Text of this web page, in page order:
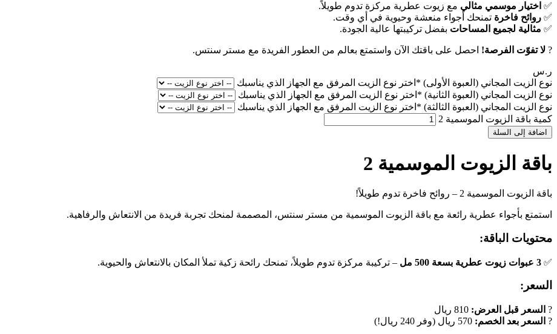
✅ اختيار موسمي مثالي مع زيوت عطرية مركزة تدوم طويلاً.
✅ روائح فاخرة تمنحك أجواء منعشة وحيوية في أي وقت.
✅ مثالية لجميع المساحات بفضل تركيبتها عالية الجودة.
? لا تفوّت الفرصة! احصل على باقتك الآن واستمتع بعالم من العطور الفريدة مع مستر سنتس.
ر.س
نوع الزيت المجاني (العبوة الأولى) * اختر نوع الزيت المرفق مع الجهاز الذي يناسبك
نوع الزيت المجاني (العبوة الثانية) * اختر نوع الزيت المرفق مع الجهاز الذي يناسبك
نوع الزيت المجاني (العبوة الثالثة) * اختر نوع الزيت المرفق مع الجهاز الذي يناسبك
كمية باقة الزيوت الموسمية 2
اضافة إلى السلة
باقة الزيوت الموسمية 2
باقة الزيوت الموسمية 2 – روائح فاخرة تدوم طويلاً!
استمتع بأجواء عطرية رائعة مع باقة الزيوت الموسمية من مستر سنتس، المصممة لمنحك تجربة فريدة من الانتعاش والرفاهية.
محتويات الباقة:
✅ 3 عبوات زيوت عطرية بسعة 500 مل – تركيبة مركزة تدوم طويلاً، تمنحك رائحة زكية تملأ المكان بالانتعاش والحيوية.
السعر:
? السعر قبل العرض:
? السعر بعد الخصم: